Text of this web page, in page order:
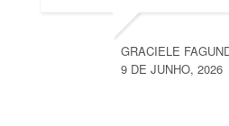
GRACIELE
9 DE JUNHO, 2026